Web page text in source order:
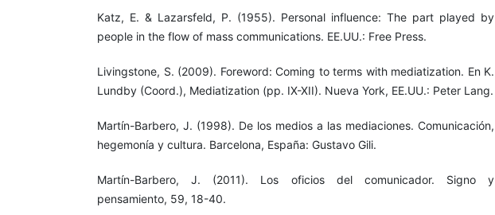
Katz, E. & Lazarsfeld, P. (1955). Personal influence: The part played by
people in the flow of mass communications. EE.UU.: Free Press.
Livingstone, S. (2009). Foreword: Coming to terms with mediatization. En K.
Lundby (Coord.), Mediatization (pp. IX-XII). Nueva York, EE.UU.: Peter Lang.
Martín-Barbero, J. (1998). De los medios a las mediaciones. Comunicación,
hegemonía y cultura. Barcelona, España: Gustavo Gili.
Martín-Barbero, J. (2011). Los oficios del comunicador. Signo y
pensamiento, 59, 18-40.